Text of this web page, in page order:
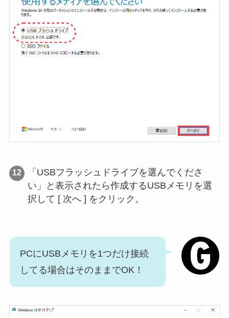
「USBフラッシュドライブを選んでくださ
い」と表示されたら作成するUSBメモリを選
択して [ 次へ ] をクリック。
PCにUSBメモリを1つだけ接続
してる場合はそのままでOK！